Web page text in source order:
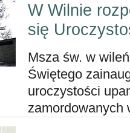
W Wilnie
się
Msza św. w
Świętego
uroczystości
zamordowanych